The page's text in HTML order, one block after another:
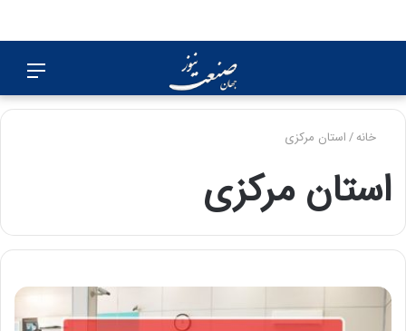
برای
خانه/استان مرکزی
استان مرکزی